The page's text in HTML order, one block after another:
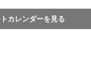
カレンダーを見る